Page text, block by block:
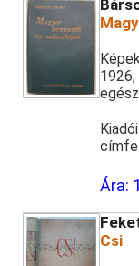
Ára:
Csi